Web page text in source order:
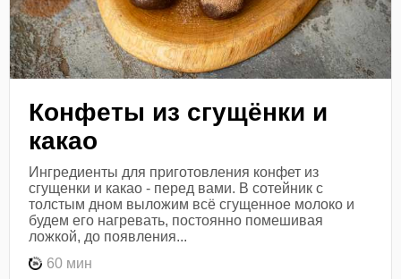
Конфеты из сгущёнки и
какао
Ингредиенты для приготовления конфет из
сгущенки и какао - перед вами. В сотейник с
толстым дном выложим всё сгущенное молоко и
будем его нагревать, постоянно помешивая
ложкой, до появления...
60 мин